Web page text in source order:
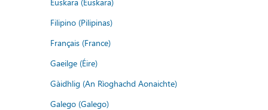
Filipino (Pilipinas)
Français (France)
Gaeilge (Éire)
Gàidhlig (An Rìoghachd Aonaichte)
Galego (Galego)